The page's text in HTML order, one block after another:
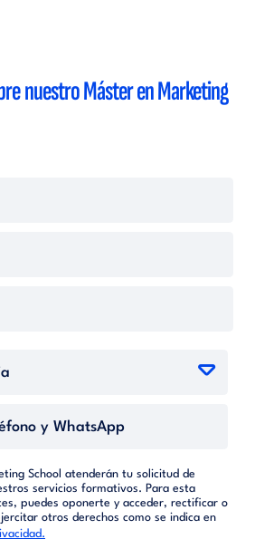
nuestro Máster en Marketing
School atenderán tu solicitud de
servicios formativos. Para esta
puedes oponerte y acceder, rectificar o
otros derechos como se indica en